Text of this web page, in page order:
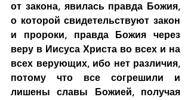
от закона, явилась правда Божия,
о которой свидетельствуют закон
и пророки, правда Божия через
веру в Иисуса Христа во всех и на
всех верующих, ибо нет различия,
потому что все согрешили и
лишены славы Божией, получая